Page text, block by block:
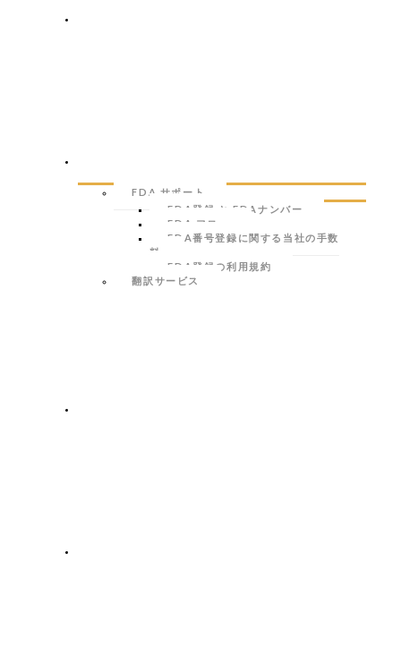
FDA サポート
FDA登録 と FDAナンバー
FDA フロー
FDA番号登録に関する当社の手数
料
FDA登録の利用規約
翻訳サービス